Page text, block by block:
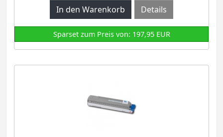
Details
Sparset zum Preis von: 197,95 EUR